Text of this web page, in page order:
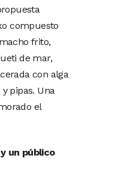
compuesto
frito,
de mar,
con alga
pipas. Una
el
un público